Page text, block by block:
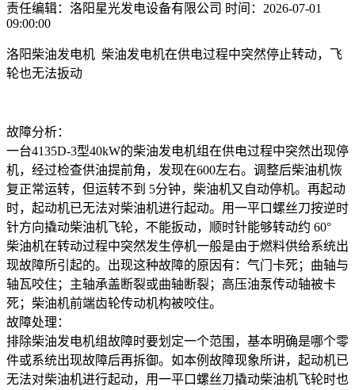
责任编辑：洛阳星光发电设备有限公司 时间：2026-07-01
09:00:00
洛阳柴油发电机 柴油发电机在供电过程中突然停止转动，飞
轮也无法扳动
故障分析：
一台4135D-3型40kW的柴油发电机组在供电过程中突然出现停
机，经过检查供油提前角，发现在600左右。调整后柴油机恢
复正常运转，但运转不到 5分钟，柴油机又自动停机。再起动
时，起动机已无法对柴油机进行起动。用一平口螺丝刀按逆时
针方向撬动柴油机飞轮，不能扳动，顺时针能够转动约 60°
柴油机在转动过程中突然发生停机一般是由于燃料供给系统出
现故障所引起的。出现这种故障的原因有：气门卡死；曲轴与
轴瓦咬住；主轴承盖断裂或曲轴断裂；高压油泵传动轴被卡
死；柴油机前端齿轮传动机构被咬住。
故障处理：
排除柴油发电机组故障时要划定一个范围，基本明确是哪个零
件或系统出现故障后再拆御。如本例故障现象所讲，起动机已
无法对柴油机进行起动，用一平口螺丝刀撬动柴油机飞轮时也